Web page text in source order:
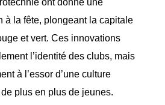
à la fête, plongeant la capitale
et vert. Ces innovations
l’identité des clubs, mais
à l’essor d’une culture
plus en plus de jeunes.